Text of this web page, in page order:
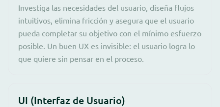
Investiga las necesidades del usuario, diseña flujos
intuitivos, elimina fricción y asegura que el usuario
pueda completar su objetivo con el mínimo esfuerzo
posible. Un buen UX es invisible: el usuario logra lo
que quiere sin pensar en el proceso.
UI (Interfaz de Usuario)